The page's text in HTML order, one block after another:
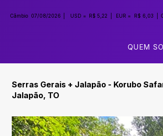
Câmbio 07/08/2026 USD = R$ 5,22 EUR = R$ 6,03
QUEM
Serras Gerais + Jalapão - Korubo
Jalapão, TO